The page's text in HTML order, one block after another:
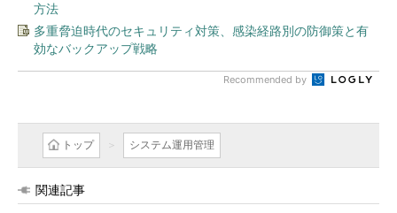
方法
多重脅迫時代のセキュリティ対策、感染経路別の防御策と有
効なバックアップ戦略
Recommended by
トップ システム運用管理
関連記事